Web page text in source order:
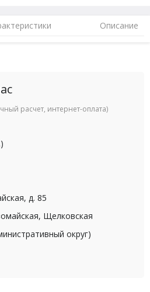
Описание
расчет, интернет-оплата)
д. 85
, Щелковская
округ)